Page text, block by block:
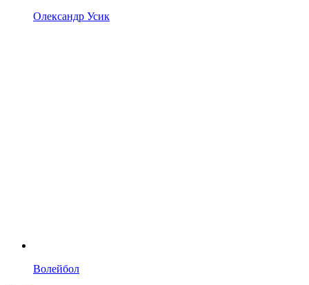
Олександр Усик
Волейбол